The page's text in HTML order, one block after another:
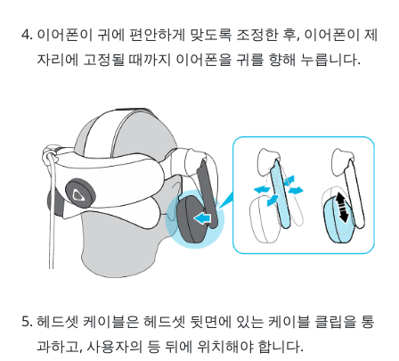
이어폰이 귀에 편안하게 맞도록 조정한 후, 이어폰이 제
자리에 고정될 때까지 이어폰을 귀를 향해 누릅니다.
헤드셋 케이블은 헤드셋 뒷면에 있는 케이블 클립을 통
과하고, 사용자의 등 뒤에 위치해야 합니다.